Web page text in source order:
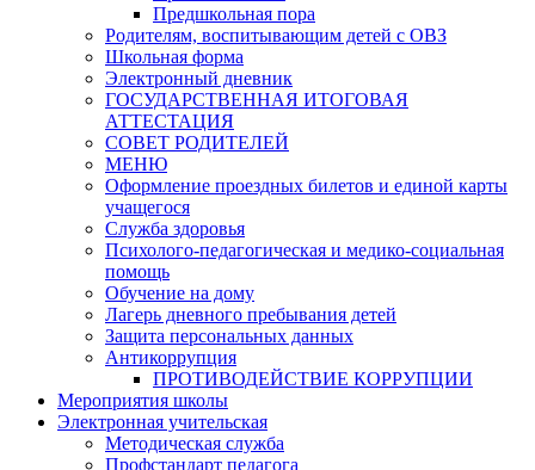
Предшкольная пора
Родителям, воспитывающим детей с ОВЗ
Школьная форма
Электронный дневник
ГОСУДАРСТВЕННАЯ ИТОГОВАЯ
АТТЕСТАЦИЯ
СОВЕТ РОДИТЕЛЕЙ
МЕНЮ
Оформление проездных билетов и единой карты
учащегося
Служба здоровья
Психолого-педагогическая и медико-социальная
помощь
Обучение на дому
Лагерь дневного пребывания детей
Защита персональных данных
Антикоррупция
ПРОТИВОДЕЙСТВИЕ КОРРУПЦИИ
Мероприятия школы
Электронная учительская
Методическая служба
Профстандарт педагога